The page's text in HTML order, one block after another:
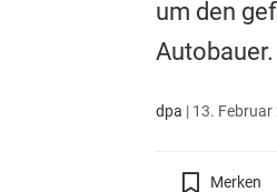
um den
dpa | 13. Februar
Merken